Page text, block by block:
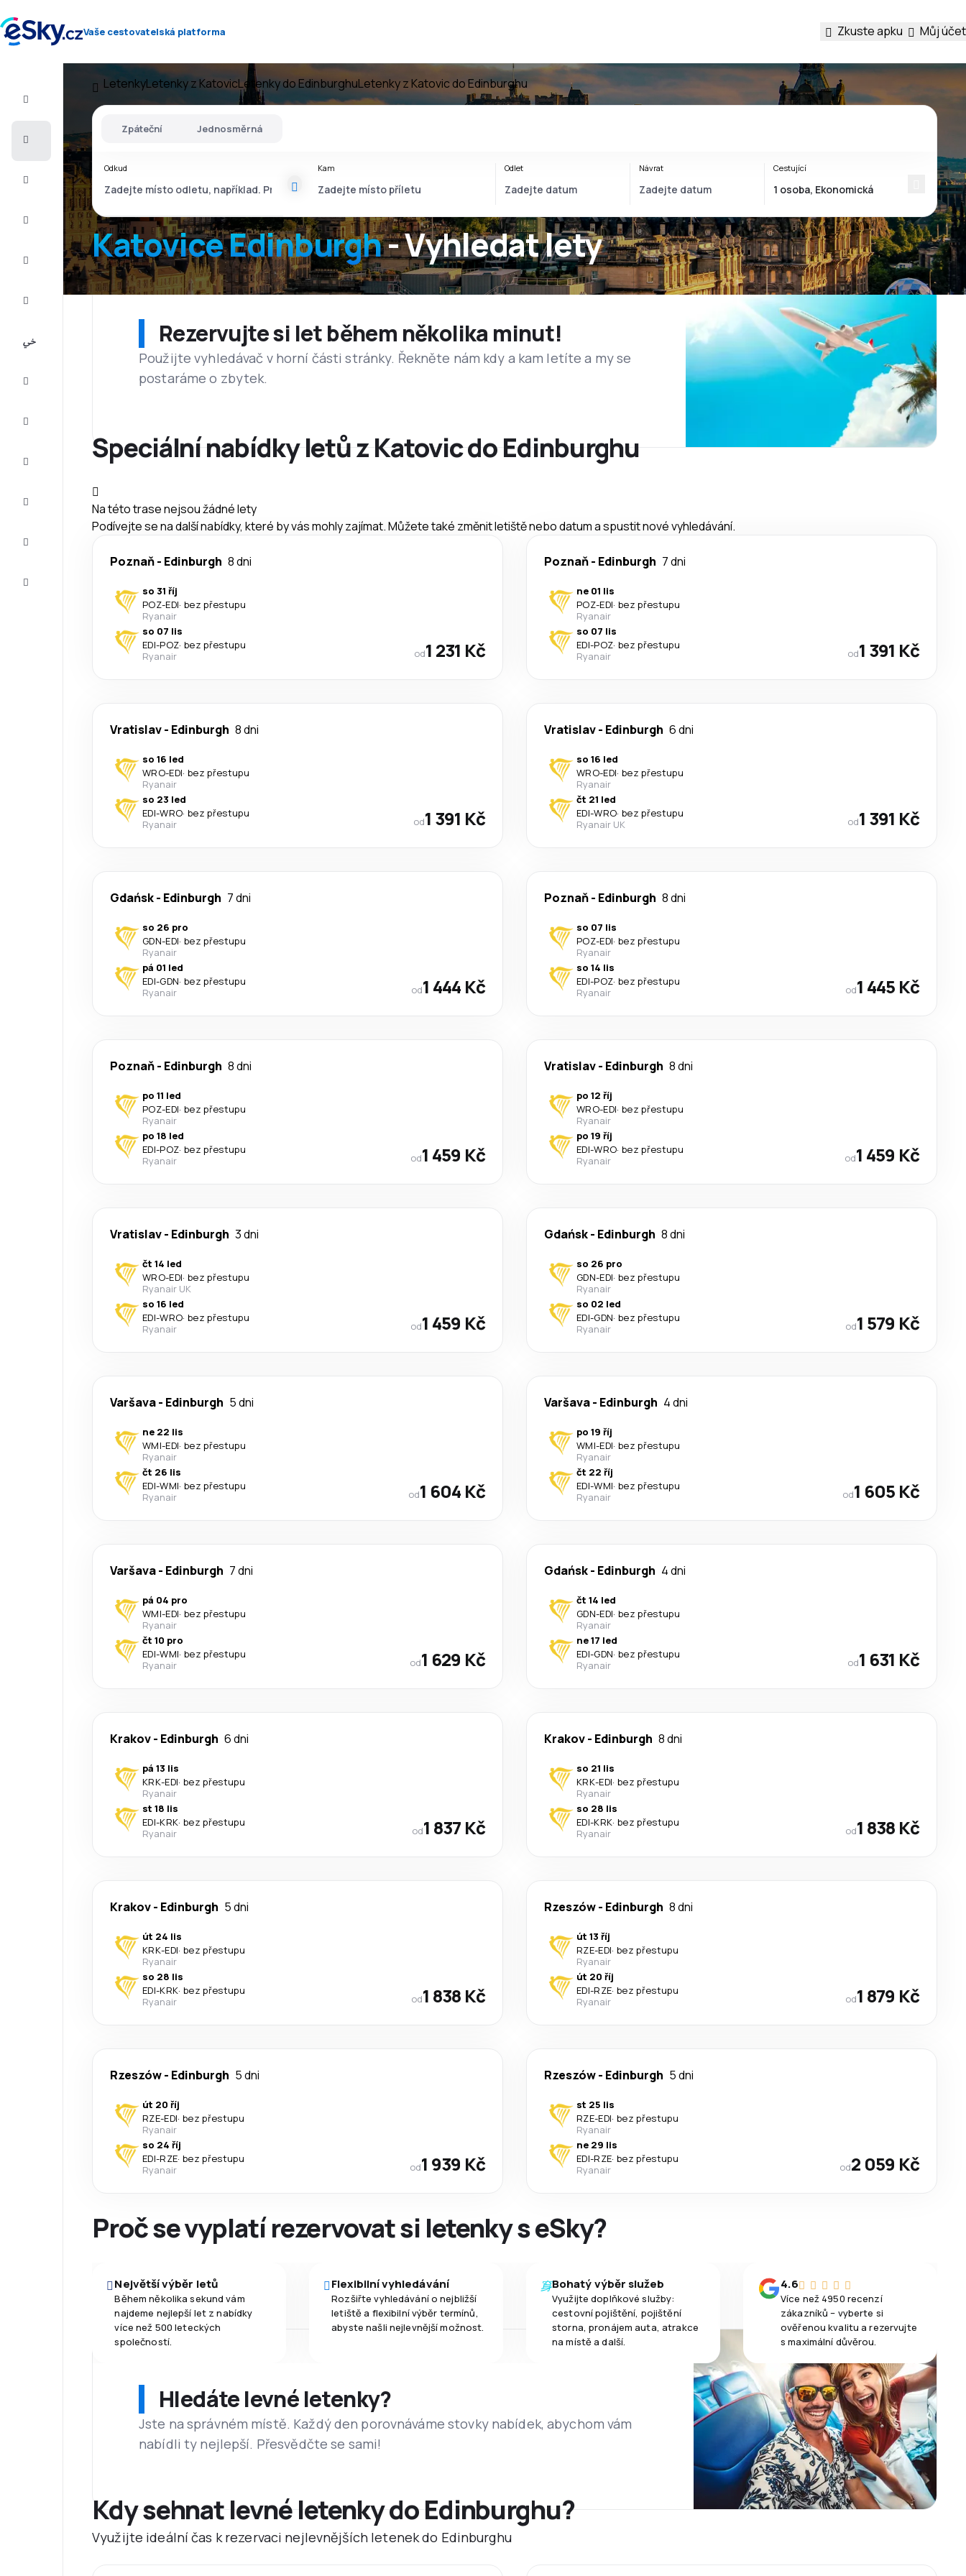
Vaše cestovatelská platforma Zkuste apku Můj účet
Letenky
Dovolená
2026/27
LetenkyLetenky z KatovicLetenky do EdinburghuLetenky z Katovic do Edinburghu
Katovice Edinburgh- Vyhledat lety
Zpáteční Jednosměrná
Odkud Kam Odlet Návrat Cestující
Rezervujte si let během několika minut!
Použijte vyhledávač v horní části stránky. Řekněte nám kdy a kam letíte a my se
postaráme o zbytek.
Speciální nabídky letů z Katovic do Edinburghu
Na této trase nejsou žádné lety
Podívejte se na další nabídky, které by vás mohly zajímat. Můžete také změnit letiště nebo datum a spustit nové vyhledávání.
Poznaň- Edinburgh 8 dni
so 31 říj
POZ-EDI· bez přestupu
Ryanair
so 07 lis
EDI-POZ· bez přestupu
Ryanair
od1 231 Kč
Poznaň- Edinburgh 7 dni
ne 01 lis
POZ-EDI· bez přestupu
Ryanair
so 07 lis
EDI-POZ· bez přestupu
Ryanair
od1 391 Kč
Vratislav- Edinburgh 8 dni
so 16 led
WRO-EDI· bez přestupu
Ryanair
so 23 led
EDI-WRO· bez přestupu
Ryanair
od1 391 Kč
Vratislav- Edinburgh 6 dni
so 16 led
WRO-EDI· bez přestupu
Ryanair
čt 21 led
EDI-WRO· bez přestupu
Ryanair UK
od1 391 Kč
Gdańsk- Edinburgh 7 dni
so 26 pro
GDN-EDI· bez přestupu
Ryanair
pá 01 led
EDI-GDN· bez přestupu
Ryanair
od1 444 Kč
Poznaň- Edinburgh 8 dni
so 07 lis
POZ-EDI· bez přestupu
Ryanair
so 14 lis
EDI-POZ· bez přestupu
Ryanair
od1 445 Kč
Poznaň- Edinburgh 8 dni
po 11 led
POZ-EDI· bez přestupu
Ryanair
po 18 led
EDI-POZ· bez přestupu
Ryanair
od1 459 Kč
Vratislav- Edinburgh 8 dni
po 12 říj
WRO-EDI· bez přestupu
Ryanair
po 19 říj
EDI-WRO· bez přestupu
Ryanair
od1 459 Kč
Vratislav- Edinburgh 3 dni
čt 14 led
WRO-EDI· bez přestupu
Ryanair UK
so 16 led
EDI-WRO· bez přestupu
Ryanair
od1 459 Kč
Gdańsk- Edinburgh 8 dni
so 26 pro
GDN-EDI· bez přestupu
Ryanair
so 02 led
EDI-GDN· bez přestupu
Ryanair
od1 579 Kč
Varšava- Edinburgh 5 dni
ne 22 lis
WMI-EDI· bez přestupu
Ryanair
čt 26 lis
EDI-WMI· bez přestupu
Ryanair
od1 604 Kč
Varšava- Edinburgh 4 dni
po 19 říj
WMI-EDI· bez přestupu
Ryanair
čt 22 říj
EDI-WMI· bez přestupu
Ryanair
od1 605 Kč
Varšava- Edinburgh 7 dni
pá 04 pro
WMI-EDI· bez přestupu
Ryanair
čt 10 pro
EDI-WMI· bez přestupu
Ryanair
od1 629 Kč
Gdańsk- Edinburgh 4 dni
čt 14 led
GDN-EDI· bez přestupu
Ryanair
ne 17 led
EDI-GDN· bez přestupu
Ryanair
od1 631 Kč
Krakov- Edinburgh 6 dni
pá 13 lis
KRK-EDI· bez přestupu
Ryanair
st 18 lis
EDI-KRK· bez přestupu
Ryanair
od1 837 Kč
Krakov- Edinburgh 8 dni
so 21 lis
KRK-EDI· bez přestupu
Ryanair
so 28 lis
EDI-KRK· bez přestupu
Ryanair
od1 838 Kč
Krakov- Edinburgh 5 dni
út 24 lis
KRK-EDI· bez přestupu
Ryanair
so 28 lis
EDI-KRK· bez přestupu
Ryanair
od1 838 Kč
Rzeszów- Edinburgh 8 dni
út 13 říj
RZE-EDI· bez přestupu
Ryanair
út 20 říj
EDI-RZE· bez přestupu
Ryanair
od1 879 Kč
Rzeszów- Edinburgh 5 dni
út 20 říj
RZE-EDI· bez přestupu
Ryanair
so 24 říj
EDI-RZE· bez přestupu
Ryanair
od1 939 Kč
Rzeszów- Edinburgh 5 dni
st 25 lis
RZE-EDI· bez přestupu
Ryanair
ne 29 lis
EDI-RZE· bez přestupu
Ryanair
od2 059 Kč
Proč se vyplatí rezervovat si letenky s eSky?
Největší výběr letů
Během několika sekund vám
najdeme nejlepší let z nabídky
více než 500 leteckých
společností.
Flexibilní vyhledávání
Rozšiřte vyhledávání o nejbližší
letiště a flexibilní výběr termínů,
abyste našli nejlevnější možnost.
Bohatý výběr služeb
Využijte doplňkové služby:
cestovní pojištění, pojištění
storna, pronájem auta, atrakce
na místě a další.
4.6
Více než 4950 recenzí
zákazníků – vyberte si
ověřenou kvalitu a rezervujte
s maximální důvěrou.
Hledáte levné letenky?
Jste na správném místě. Každý den porovnáváme stovky nabídek, abychom vám
nabídli ty nejlepší. Přesvědčte se sami!
Kdy sehnat levné letenky do Edinburghu?
Využijte ideální čas k rezervaci nejlevnějších letenek do Edinburghu